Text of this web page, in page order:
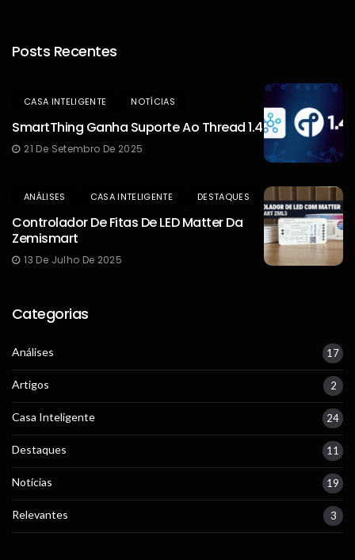
Posts Recentes
CASA INTELIGENTE NOTÍCIAS
SmartThing Ganha Suporte Ao Thread 1.4
21 De Setembro De 2025
ANÁLISES CASA INTELIGENTE DESTAQUES
Controlador De Fitas De LED Matter Da
Zemismart
13 De Julho De 2025
Categorias
Análises 17
Artigos 2
Casa Inteligente 24
Destaques 11
Notícias 19
Relevantes 3